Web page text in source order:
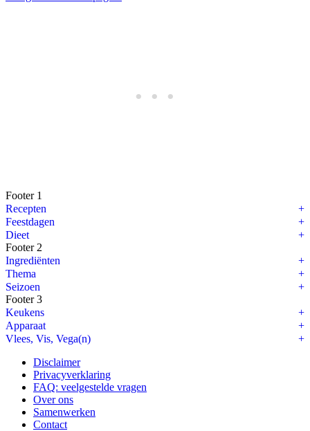
Footer 1
Recepten
Feestdagen
Dieet
Footer 2
Ingrediënten
Thema
Seizoen
Footer 3
Keukens
Apparaat
Vlees, Vis, Vega(n)
Disclaimer
Privacyverklaring
FAQ: veelgestelde vragen
Over ons
Samenwerken
Contact